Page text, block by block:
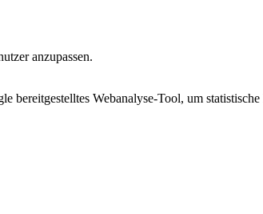
anzupassen.
Webanalyse-Tool, um